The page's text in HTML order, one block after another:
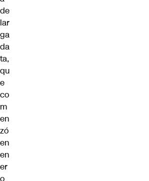
de
lar
ga
da
ta,
qu
e
co
m
en
zó
en
en
er
o